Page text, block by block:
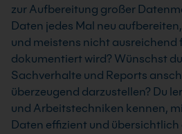
zur Aufbereitung großer
Daten jedes Mal neu
und meistens nicht ausreichend
dokumentiert wird? Wünschst
Sachverhalte und Reports
überzeugend darzustellen? Du
und Arbeitstechniken kennen,
Daten effizient und übersichtlich